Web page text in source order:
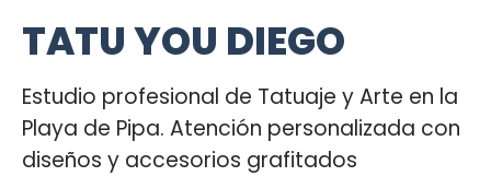
TATU YOU DIEGO
Estudio profesional de Tatuaje y Arte en la
Playa de Pipa. Atención personalizada con
diseños y accesorios grafitados